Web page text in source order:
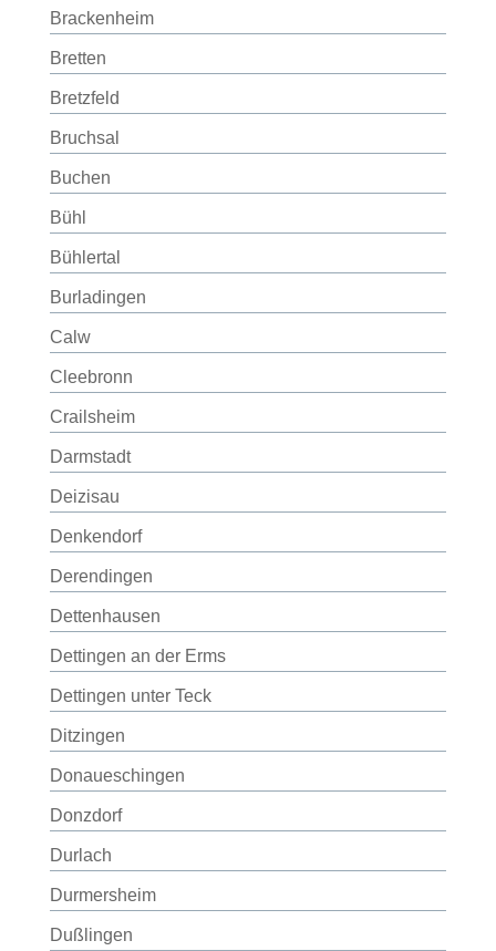
Brackenheim
Bretten
Bretzfeld
Bruchsal
Buchen
Bühl
Bühlertal
Burladingen
Calw
Cleebronn
Crailsheim
Darmstadt
Deizisau
Denkendorf
Derendingen
Dettenhausen
Dettingen an der Erms
Dettingen unter Teck
Ditzingen
Donaueschingen
Donzdorf
Durlach
Durmersheim
Dußlingen